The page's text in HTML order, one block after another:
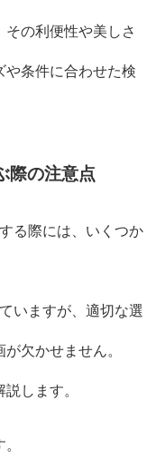
その利便性や美しさ
や条件に合わせた検
際の注意点
る際には、いくつか
いますが、適切な選
欠かせません。
します。